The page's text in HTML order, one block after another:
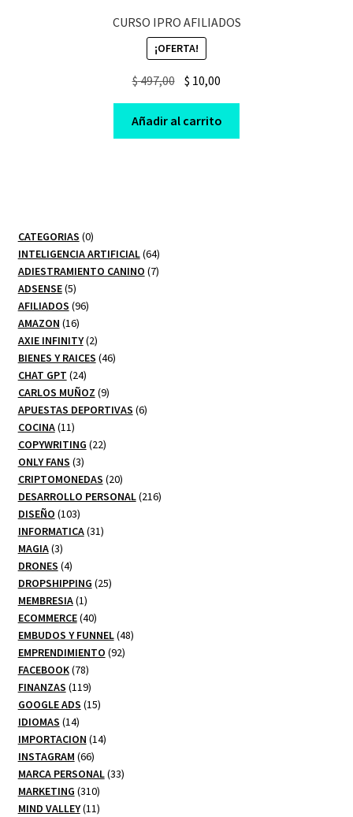
CURSO IPRO AFILIADOS
¡OFERTA!
$497,00 Original
price
was:
$ 497,00.
$ 10,00
price
is:
$ 10,00.
Añadir al carrito
CATEGORIAS 00
productos
INTELIGENCIA ARTIFICIAL 6464
productos
ADIESTRAMIENTO CANINO 77
ADSENSE 55
productos
AFILIADOS 9696
AMAZON 1616
productos
AXIE INFINITY 22
productos
BIENES Y RAICES 4646
CHAT GPT 2424
productos
CARLOS MUÑOZ 99
productos
APUESTAS DEPORTIVAS 66
COCINA 1111
productos
COPYWRITING 2222
ONLY FANS 33
productos
CRIPTOMONEDAS 2020
productos
DESARROLLO PERSONAL 216216
DISEÑO 103103
productos
INFORMATICA 3131
MAGIA 33
productos
DRONES 44
productos
DROPSHIPPING 2525
MEMBRESIA 11
producto
ECOMMERCE 4040
productos
EMBUDOS Y FUNNEL 4848
EMPRENDIMIENTO 9292
FACEBOOK 7878
productos
FINANZAS 119119
productos
GOOGLE ADS 1515
IDIOMAS 1414
productos
IMPORTACION 1414
INSTAGRAM 6666
productos
MARCA PERSONAL 3333
MARKETING 310310
productos
MIND VALLEY 1111